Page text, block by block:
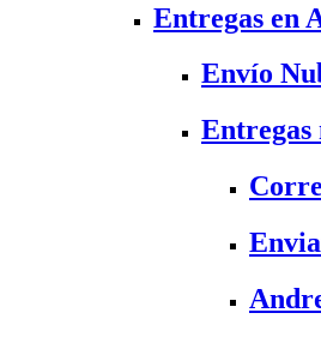
Entregas en
Envío
Entregas